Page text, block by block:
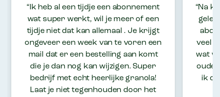
“Ik heb al een tijdje een abonnement
wat super werkt, wil je meer of een
tijdje niet dat kan allemaal . Je krijgt
ongeveer een week van te voren een
mail dat er een bestelling aan komt
die je dan nog kan wijzigen. Super
bedrijf met echt heerlijke granola!
Laat je niet tegenhouden door het
“Na
veel
wat
oude
ik